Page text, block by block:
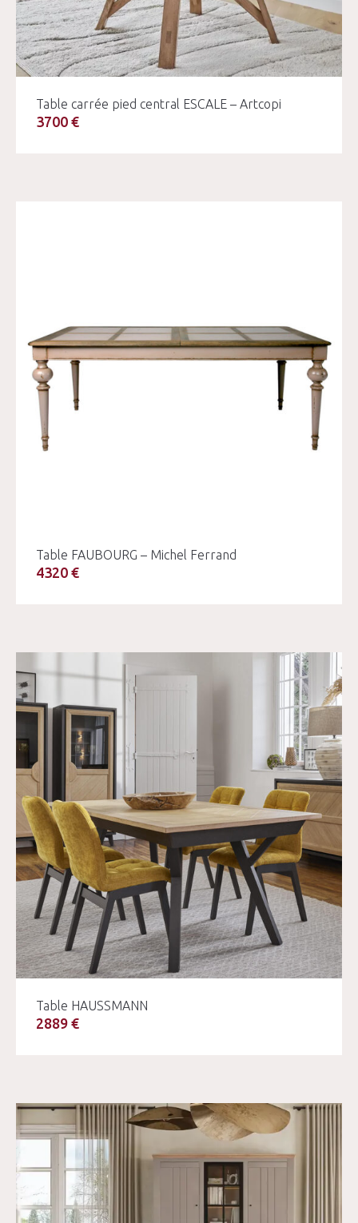
Table carrée pied central ESCALE – Artcopi
3700 €
Table FAUBOURG – Michel Ferrand
4320 €
Table HAUSSMANN
2889 €